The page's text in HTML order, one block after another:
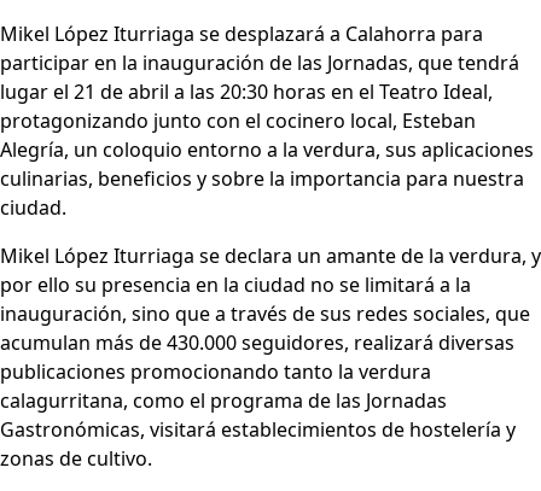
Mikel López Iturriaga se desplazará a Calahorra para
participar en la inauguración de las Jornadas, que tendrá
lugar el 21 de abril a las 20:30 horas en el Teatro Ideal,
protagonizando junto con el cocinero local, Esteban
Alegría, un coloquio entorno a la verdura, sus aplicaciones
culinarias, beneficios y sobre la importancia para nuestra
ciudad.
Mikel López Iturriaga se declara un amante de la verdura, y
por ello su presencia en la ciudad no se limitará a la
inauguración, sino que a través de sus redes sociales, que
acumulan más de 430.000 seguidores, realizará diversas
publicaciones promocionando tanto la verdura
calagurritana, como el programa de las Jornadas
Gastronómicas, visitará establecimientos de hostelería y
zonas de cultivo.